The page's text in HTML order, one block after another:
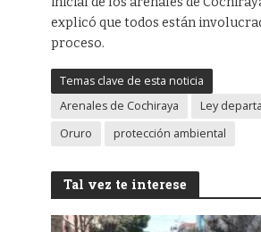
explicó que todos están
proceso.
Temas clave de esta noticia
Arenales de Cochiraya
Ley
Oruro
protección ambiental
Tal vez te interese